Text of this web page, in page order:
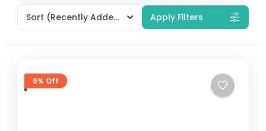
Sort (Recently Added) Apply Filters
9% Off